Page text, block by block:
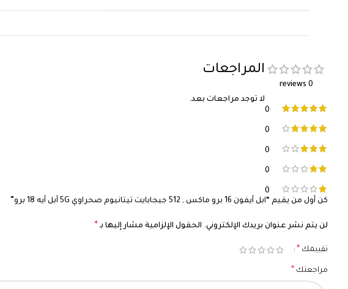
0 reviews
0
0
0
0
0
المراجعات
لا توجد مراجعات بعد.
كن أول من يقيم “ابل آيفون 16 برو ماكس , 512 جيجابايت تيتانيوم صحراوي 5‎G آبل آيه 18 برو”
لن يتم نشر عنوان بريدك الإلكتروني. الحقول الإلزامية مشار إليها بـ *
تقييمك *
مراجعتك *